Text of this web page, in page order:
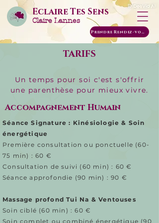
Eclaire Tes Sens
Claire Lannes
Prendre Rendez-vous
TARIFS
Un temps pour soi c'est s'offrir
une parenthèse pour mieux vivre.
​​Accompagnement Humain
Séance Signature : Kinésiologie & Soin
énergétique
Première consultation ou ponctuelle (60-
75 min) : 60 €
Consultation de suivi (60 min) : 60 €
Séance approfondie (90 min) : 90 €
Massage profond Tui Na & Ventouses
Soin ciblé (60 min) : 60 €
Soin complet ou combiné énergétique (90